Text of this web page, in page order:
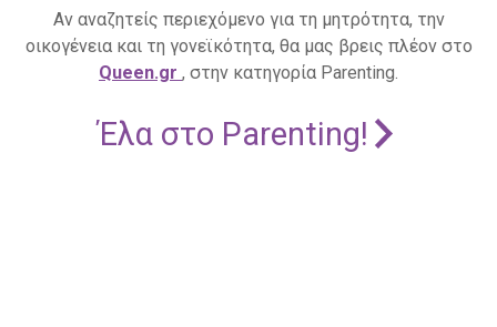
Αν αναζητείς περιεχόμενο για τη μητρότητα, την
οικογένεια και τη γονεϊκότητα, θα μας βρεις πλέον στο
Queen.gr , στην κατηγορία Parenting.
Έλα στο Parenting!